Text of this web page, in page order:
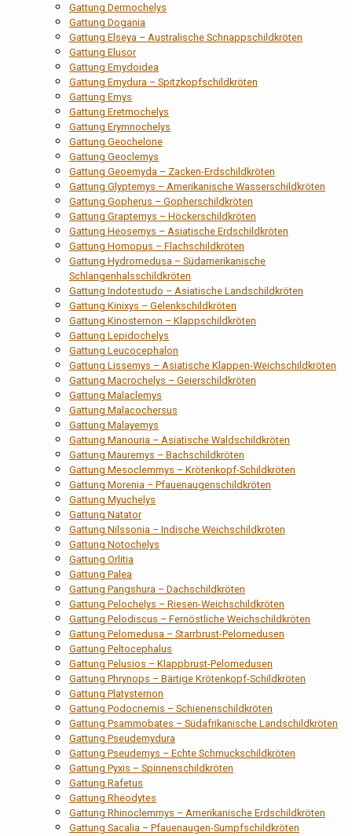
Gattung Dermochelys
Gattung Dogania
Gattung Elseya – Australische Schnappschildkröten
Gattung Elusor
Gattung Emydoidea
Gattung Emydura – Spitzkopfschildkröten
Gattung Emys
Gattung Eretmochelys
Gattung Erymnochelys
Gattung Geochelone
Gattung Geoclemys
Gattung Geoemyda – Zacken-Erdschildkröten
Gattung Glyptemys – Amerikanische Wasserschildkröten
Gattung Gopherus – Gopherschildkröten
Gattung Graptemys – Höckerschildkröten
Gattung Heosemys – Asiatische Erdschildkröten
Gattung Homopus – Flachschildkröten
Gattung Hydromedusa – Südamerikanische
Schlangenhalsschildkröten
Gattung Indotestudo – Asiatische Landschildkröten
Gattung Kinixys – Gelenkschildkröten
Gattung Kinosternon – Klappschildkröten
Gattung Lepidochelys
Gattung Leucocephalon
Gattung Lissemys – Asiatische Klappen-Weichschildkröten
Gattung Macrochelys – Geierschildkröten
Gattung Malaclemys
Gattung Malacochersus
Gattung Malayemys
Gattung Manouria – Asiatische Waldschildkröten
Gattung Mauremys – Bachschildkröten
Gattung Mesoclemmys – Krötenkopf-Schildkröten
Gattung Morenia – Pfauenaugenschildkröten
Gattung Myuchelys
Gattung Natator
Gattung Nilssonia – Indische Weichschildkröten
Gattung Notochelys
Gattung Orlitia
Gattung Palea
Gattung Pangshura – Dachschildkröten
Gattung Pelochelys – Riesen-Weichschildkröten
Gattung Pelodiscus – Fernöstliche Weichschildkröten
Gattung Pelomedusa – Starrbrust-Pelomedusen
Gattung Peltocephalus
Gattung Pelusios – Klappbrust-Pelomedusen
Gattung Phrynops – Bärtige Krötenkopf-Schildkröten
Gattung Platysternon
Gattung Podocnemis – Schienenschildkröten
Gattung Psammobates – Südafrikanische Landschildkröten
Gattung Pseudemydura
Gattung Pseudemys – Echte Schmuckschildkröten
Gattung Pyxis – Spinnenschildkröten
Gattung Rafetus
Gattung Rheodytes
Gattung Rhinoclemmys – Amerikanische Erdschildkröten
Gattung Sacalia – Pfauenaugen-Sumpfschildkröten